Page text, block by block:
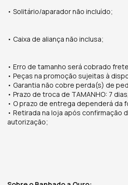
• Solitário/aparador não incluído;
• Caixa de aliança não inclusa;
• Erro de tamanho será cobrado
• Peças na promoção sujeitas à
• Garantia não cobre perda(s) de
• Prazo de troca de TAMANHO: 7
• O prazo de entrega dependerá da
• Retirada na loja após confirmação
autorização;